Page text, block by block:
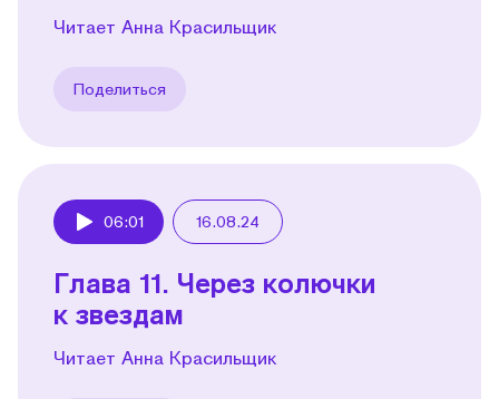
Читает Анна Красильщик
Поделиться
06:01 16.08.24
Глава 11. Через колючки
к звездам
Читает Анна Красильщик